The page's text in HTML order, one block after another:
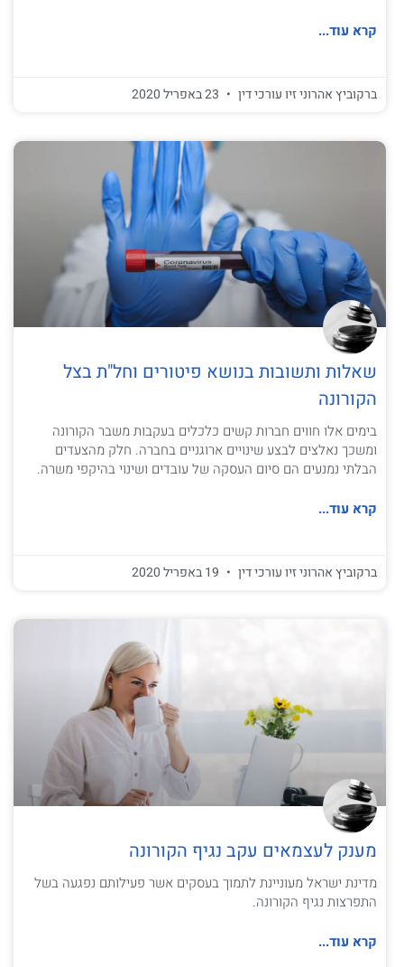
קרא עוד...
ברקוביץ אהרוני זיו עורכי דין
שאלות ותשובות בנושא פיטורים וחל"ת בצל
הקורונה
בימים אלו חווים חברות קשים כלכלים בעקבות משבר הקורונה
ומשכך נאלצים לבצע שינויים ארוגניים בחברה. חלק מהצעדים
הבלתי נמנעים הם סיום העסקה של עובדים ושינוי בהיקפי משרה.
קרא עוד...
ברקוביץ אהרוני זיו עורכי דין
מענק לעצמאים עקב נגיף הקורונה
מדינת ישראל מעוניינת לתמוך בעסקים אשר פעילותם נפגעה בשל
התפרצות נגיף הקורונה.
קרא עוד...